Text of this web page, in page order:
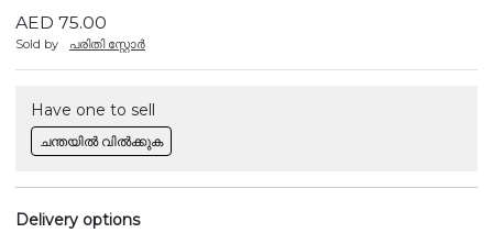
AED 75.00
Sold by പരിതി സ്റ്റോർ
Have one to sell
ചന്തയിൽ വിൽക്കുക
Delivery options